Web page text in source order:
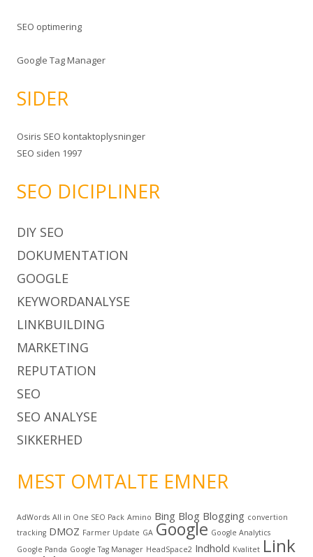
SEO optimering
Google Tag Manager
SIDER
Osiris SEO kontaktoplysninger
SEO siden 1997
SEO DICIPLINER
DIY SEO
DOKUMENTATION
GOOGLE
KEYWORDANALYSE
LINKBUILDING
MARKETING
REPUTATION
SEO
SEO ANALYSE
SIKKERHED
MEST OMTALTE EMNER
AdWords All in One SEO Pack Amino Bing Blog Blogging convertion
tracking DMOZ Farmer Update GA Google Google Analytics
Google Panda Google Tag Manager HeadSpace2 Indhold Kvalitet Link